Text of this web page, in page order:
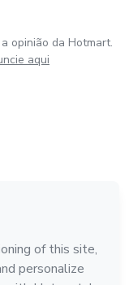
opinião da Hotmart.
aqui